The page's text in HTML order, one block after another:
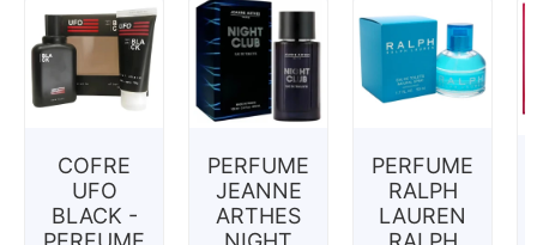
COFRE
UFO
BLACK -
PERFUME
JEANNE
ARTHES
PERFUME
RALPH
LAUREN